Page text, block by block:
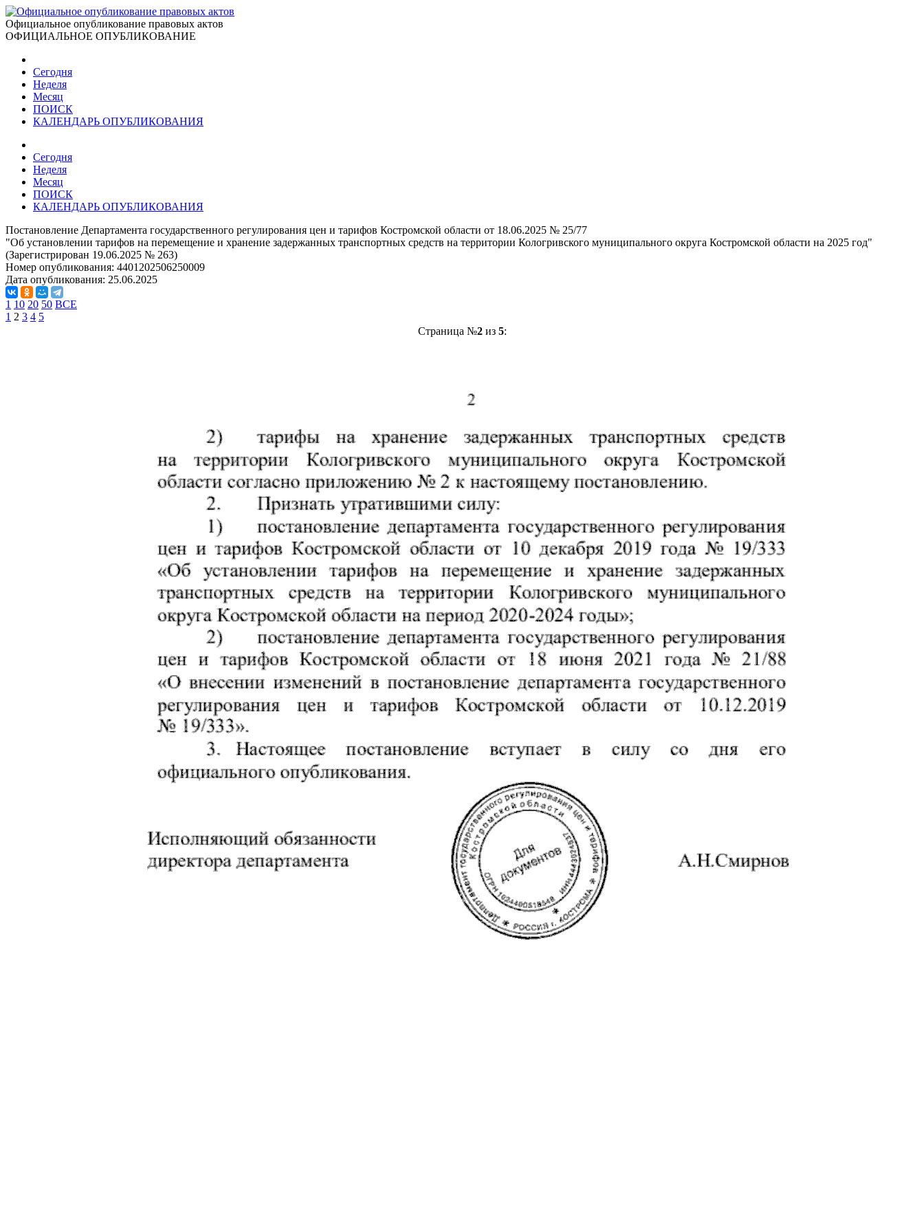
Официальное опубликование правовых актов
ОФИЦИАЛЬНОЕ ОПУБЛИКОВАНИЕ
Сегодня
Неделя
Месяц
ПОИСК
КАЛЕНДАРЬ ОПУБЛИКОВАНИЯ
Сегодня
Неделя
Месяц
ПОИСК
КАЛЕНДАРЬ ОПУБЛИКОВАНИЯ
Постановление Департамента государственного регулирования цен и тарифов Костромской области от 18.06.2025 № 25/77
"Об установлении тарифов на перемещение и хранение задержанных транспортных средств на территории Кологривского муниципального округа Костромской области на 2025 год"
(Зарегистрирован 19.06.2025 № 263)
Номер опубликования: 4401202506250009
Дата опубликования: 25.06.2025
1 10 20 50 ВСЕ
1 2 3 4 5
Страница №2из 5: